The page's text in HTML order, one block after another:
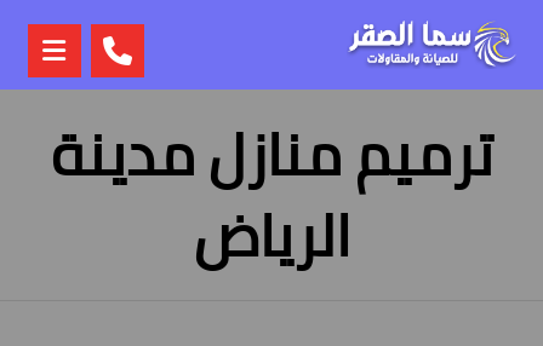
ترميم منازل مدينة
الرياض